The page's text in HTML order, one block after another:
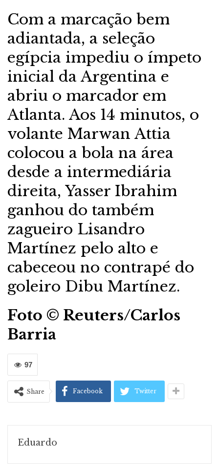
Com a marcação bem
adiantada, a seleção
egípcia impediu o ímpeto
inicial da Argentina e
abriu o marcador em
Atlanta. Aos 14 minutos, o
volante Marwan Attia
colocou a bola na área
desde a intermediária
direita, Yasser Ibrahim
ganhou do também
zagueiro Lisandro
Martínez pelo alto e
cabeceou no contrapé do
goleiro Dibu Martínez.
Foto © Reuters/Carlos
Barria
97
Share Facebook Twitter
Eduardo